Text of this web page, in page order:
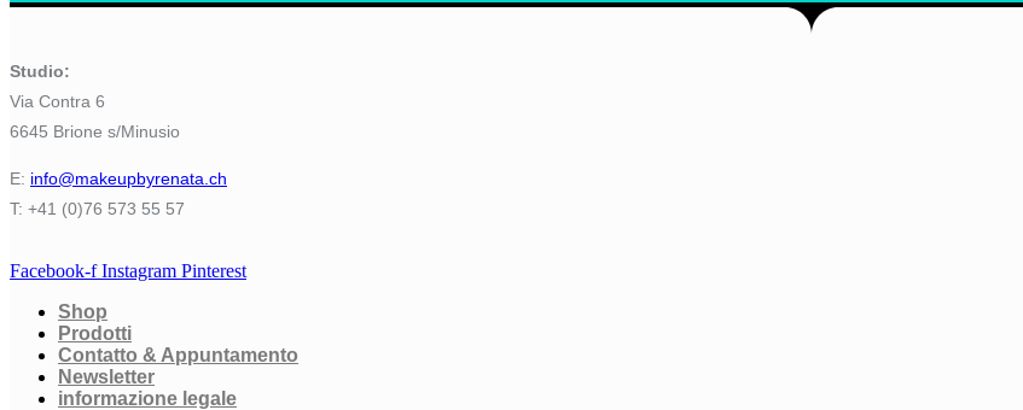
pagina
Studio:
Via Contra 6
6645 Brione s/Minusio
E: info@makeupbyrenata.ch
T: +41 (0)76 573 55 57
Facebook-f Instagram Pinterest
Shop
Prodotti
Contatto & Appuntamento
Newsletter
informazione legale